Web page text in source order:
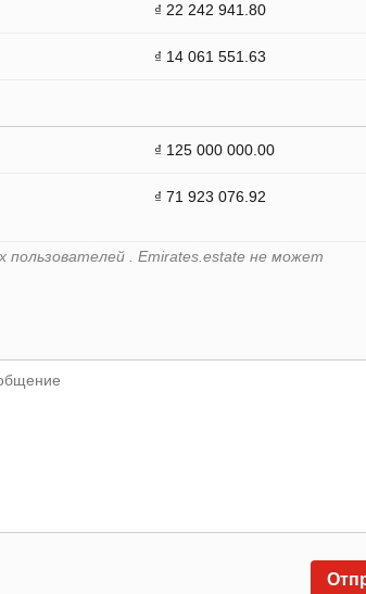
₫ 22 242 941.80
₫ 14 061 551.63
₫ 125 000 000.00
₫ 71 923 076.92
пользователей . Emirates.estate не может